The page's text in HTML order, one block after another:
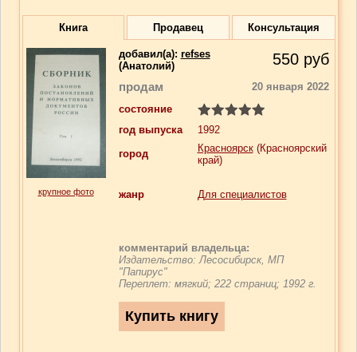
Книга Продавец Консультация
крупное фото
добавил(a): refses
(Анатолий)
550 руб
продам
20 января 2022
состояние
год выпуска
1992
город
Красноярск(Красноярский
край)
жанр Для специалистов
комментарий владельца:
Издательство: Лесосибирск, МП
"Папирус"
Переплет: мягкий; 222 страниц; 1992 г.